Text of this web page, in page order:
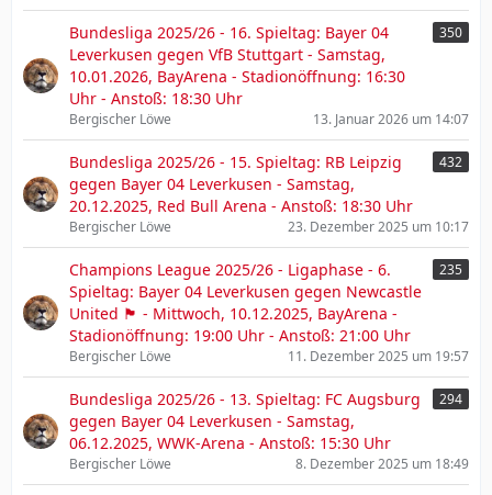
Bundesliga 2025/26 - 16. Spieltag: Bayer 04
Leverkusen gegen VfB Stuttgart - Samstag,
10.01.2026, BayArena - Stadionöffnung: 16:30
Uhr - Anstoß: 18:30 Uhr
350
Bergischer Löwe 13. Januar 2026 um 14:07
Bundesliga 2025/26 - 15. Spieltag: RB Leipzig
gegen Bayer 04 Leverkusen - Samstag,
20.12.2025, Red Bull Arena - Anstoß: 18:30 Uhr
432
Bergischer Löwe 23. Dezember 2025 um 10:17
Champions League 2025/26 - Ligaphase - 6.
Spieltag: Bayer 04 Leverkusen gegen Newcastle
United 🏴󠁧󠁢󠁥󠁮󠁧󠁿 - Mittwoch, 10.12.2025, BayArena -
Stadionöffnung: 19:00 Uhr - Anstoß: 21:00 Uhr
235
Bergischer Löwe 11. Dezember 2025 um 19:57
Bundesliga 2025/26 - 13. Spieltag: FC Augsburg
gegen Bayer 04 Leverkusen - Samstag,
06.12.2025, WWK-Arena - Anstoß: 15:30 Uhr
294
Bergischer Löwe 8. Dezember 2025 um 18:49